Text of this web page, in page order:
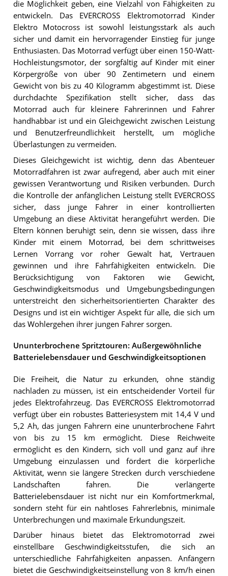
die Möglichkeit geben, eine Vielzahl von Fähigkeiten zu
entwickeln. Das EVERCROSS Elektromotorrad Kinder
Elektro Motocross ist sowohl leistungsstark als auch
sicher und damit ein hervorragender Einstieg für junge
Enthusiasten. Das Motorrad verfügt über einen 150-Watt-
Hochleistungsmotor, der sorgfältig auf Kinder mit einer
Körpergröße von über 90 Zentimetern und einem
Gewicht von bis zu 40 Kilogramm abgestimmt ist. Diese
durchdachte Spezifikation stellt sicher, dass das
Motorrad auch für kleinere Fahrerinnen und Fahrer
handhabbar ist und ein Gleichgewicht zwischen Leistung
und Benutzerfreundlichkeit herstellt, um mögliche
Überlastungen zu vermeiden.
Dieses Gleichgewicht ist wichtig, denn das Abenteuer
Motorradfahren ist zwar aufregend, aber auch mit einer
gewissen Verantwortung und Risiken verbunden. Durch
die Kontrolle der anfänglichen Leistung stellt EVERCROSS
sicher, dass junge Fahrer in einer kontrollierten
Umgebung an diese Aktivität herangeführt werden. Die
Eltern können beruhigt sein, denn sie wissen, dass ihre
Kinder mit einem Motorrad, bei dem schrittweises
Lernen Vorrang vor roher Gewalt hat, Vertrauen
gewinnen und ihre Fahrfähigkeiten entwickeln. Die
Berücksichtigung von Faktoren wie Gewicht,
Geschwindigkeitsmodus und Umgebungsbedingungen
unterstreicht den sicherheitsorientierten Charakter des
Designs und ist ein wichtiger Aspekt für alle, die sich um
das Wohlergehen ihrer jungen Fahrer sorgen.
Ununterbrochene Spritztouren: Außergewöhnliche
Batterielebensdauer und Geschwindigkeitsoptionen
Die Freiheit, die Natur zu erkunden, ohne ständig
nachladen zu müssen, ist ein entscheidender Vorteil für
jedes Elektrofahrzeug. Das EVERCROSS Elektromotorrad
verfügt über ein robustes Batteriesystem mit 14,4 V und
5,2 Ah, das jungen Fahrern eine ununterbrochene Fahrt
von bis zu 15 km ermöglicht. Diese Reichweite
ermöglicht es den Kindern, sich voll und ganz auf ihre
Umgebung einzulassen und fördert die körperliche
Aktivität, wenn sie längere Strecken durch verschiedene
Landschaften fahren. Die verlängerte
Batterielebensdauer ist nicht nur ein Komfortmerkmal,
sondern steht für ein nahtloses Fahrerlebnis, minimale
Unterbrechungen und maximale Erkundungszeit.
Darüber hinaus bietet das Elektromotorrad zwei
einstellbare Geschwindigkeitsstufen, die sich an
unterschiedliche Fahrfähigkeiten anpassen. Anfängern
bietet die Geschwindigkeitseinstellung von 8 km/h einen